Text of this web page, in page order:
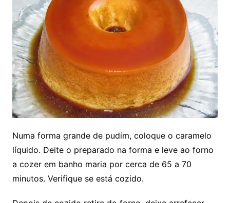
Numa forma grande de pudim, coloque o caramelo
líquido. Deite o preparado na forma e leve ao forno
a cozer em banho maria por cerca de 65 a 70
minutos. Verifique se está cozido.